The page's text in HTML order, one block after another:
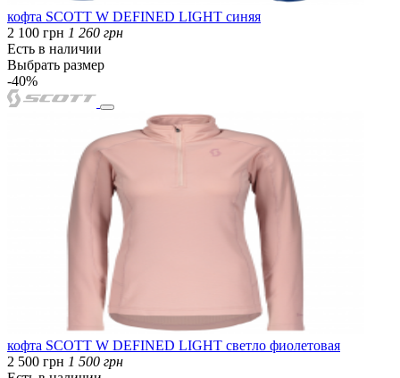
кофта SCOTT W DEFINED LIGHT синяя
2 100 грн 1 260 грн
Есть в наличии
Выбрать размер
-40%
кофта SCOTT W DEFINED LIGHT светло фиолетовая
2 500 грн 1 500 грн